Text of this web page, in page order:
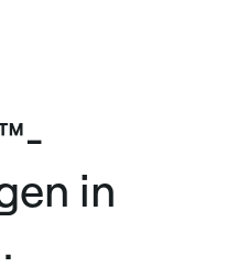
in